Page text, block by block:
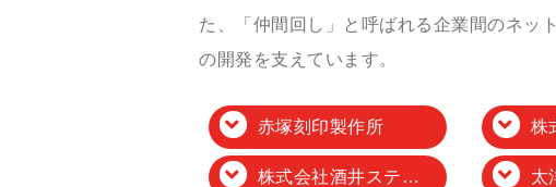
た、「仲間回し」と呼ばれる企業間のネッ
の開発を支えています。
赤塚刻印製作所 株
株式会社酒井ステンレス 太